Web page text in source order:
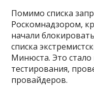
Помимо списка
Роскомнадзором,
начали
списка
Минюста. Это стало
тестирования,
провайдеров.